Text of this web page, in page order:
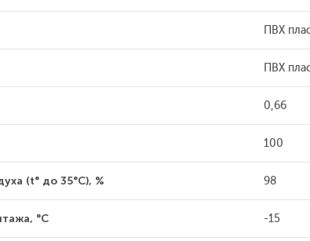
ПВХ
ПВХ
0,66
100
(t° до 35°С), % 98
°С -15